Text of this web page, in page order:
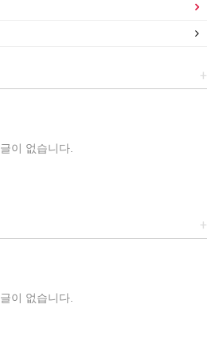
+
글이 없습니다.
+
글이 없습니다.